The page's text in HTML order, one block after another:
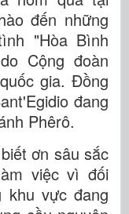
đến những
"Hòa Bình
Cộng đoàn
gia. Đồng
đang
Phêrô.
ơn sâu sắc
việc vì đối
khu vực đang